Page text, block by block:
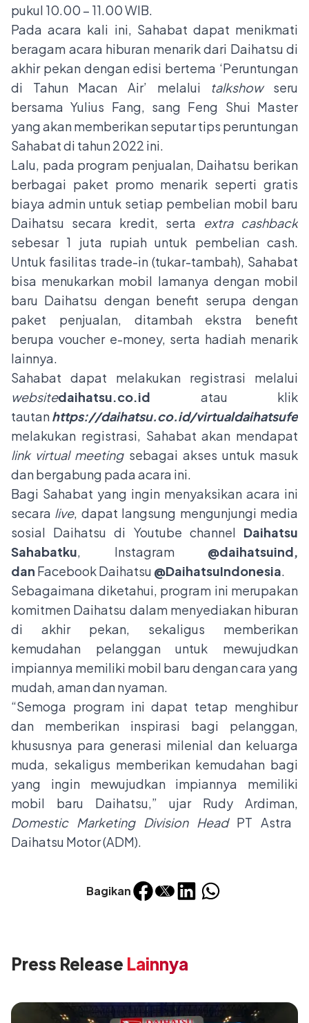
Bagikan
pukul 10.00 – 11.00 WIB.
Pada acara kali ini, Sahabat dapat menikmati
beragam acara hiburan menarik dari Daihatsu di
akhir pekan dengan edisi bertema ‘Peruntungan
di Tahun Macan Air’ melalui talkshowseru
bersama Yulius Fang, sang Feng Shui Master
yang akan memberikan seputar tips peruntungan
Sahabat di tahun 2022 ini.
Lalu, pada program penjualan, Daihatsu berikan
berbagai paket promo menarik seperti gratis
biaya admin untuk setiap pembelian mobil baru
Daihatsu secara kredit, serta extra cashback
sebesar 1 juta rupiah untuk pembelian cash.
Untuk fasilitas trade-in (tukar-tambah), Sahabat
bisa menukarkan mobil lamanya dengan mobil
baru Daihatsu dengan benefit serupa dengan
paket penjualan, ditambah ekstra benefit
berupa voucher e-money, serta hadiah menarik
lainnya.
Sahabat dapat melakukan registrasi melalui
websitedaihatsu.co.id atau klik
tautanhttps://daihatsu.co.id/
melakukan registrasi, Sahabat akan mendapat
link virtual meetingsebagai akses untuk masuk
dan bergabung pada acara ini.
Bagi Sahabat yang ingin menyaksikan acara ini
secara live, dapat langsung mengunjungi media
sosial Daihatsu di Youtube channel Daihatsu
Sahabatku, Instagram @daihatsuind,
dan Facebook Daihatsu @DaihatsuIndonesia.
Sebagaimana diketahui, program ini merupakan
komitmen Daihatsu dalam menyediakan hiburan
di akhir pekan, sekaligus memberikan
kemudahan pelanggan untuk mewujudkan
impiannya memiliki mobil baru dengan cara yang
mudah, aman dan nyaman.
“Semoga program ini dapat tetap menghibur
dan memberikan inspirasi bagi pelanggan,
khususnya para generasi milenial dan keluarga
muda, sekaligus memberikan kemudahan bagi
yang ingin mewujudkan impiannya memiliki
mobil baru Daihatsu,” ujar Rudy Ardiman,
Domestic Marketing Division Head PT Astra
Daihatsu Motor (ADM).
Press Release Lainnya